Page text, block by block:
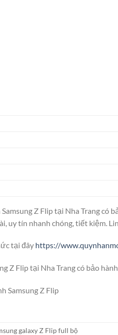
Z Flip tại Nha Trang có
uy tín nhanh chóng, tiết kiệm.
tại đây https://
Z Flip tại Nha Trang có bảo
Samsung Z Flip
galaxy Z Flip full bộ